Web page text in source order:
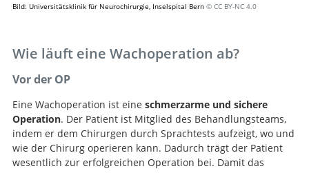
Bild: Universitätsklinik für Neurochirurgie, Inselspital Bern © CC BY-NC 4.0
Wie läuft eine Wachoperation ab?
Vor der OP
Eine Wachoperation ist eine schmerzarme und sichere
Operation. Der Patient ist Mitglied des Behandlungsteams,
indem er dem Chirurgen durch Sprachtests aufzeigt, wo und
wie der Chirurg operieren kann. Dadurch trägt der Patient
wesentlich zur erfolgreichen Operation bei. Damit das